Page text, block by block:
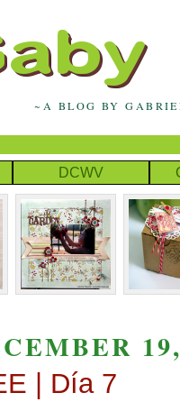
~A BLOG BY
DCWV
| Día 7